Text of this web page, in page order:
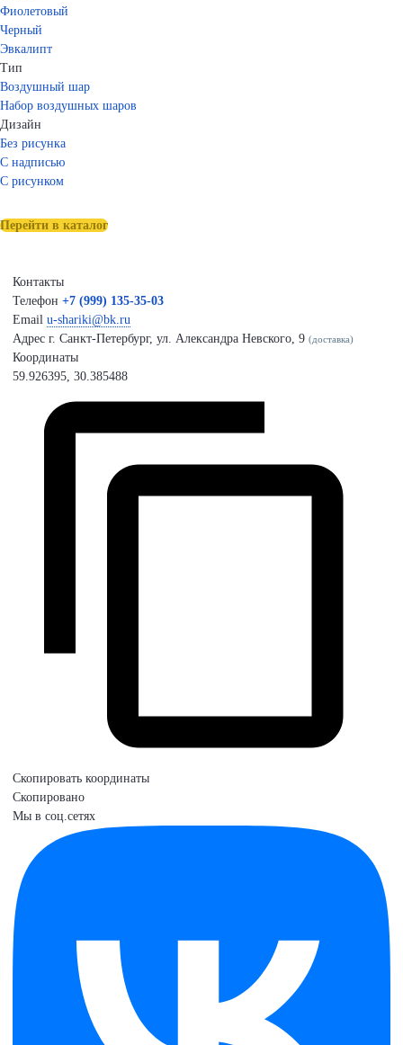
Фиолетовый
Черный
Эвкалипт
Тип
Воздушный шар
Набор воздушных шаров
Дизайн
Без рисунка
С надписью
С рисунком
Перейти в каталог
Контакты
Телефон +7 (999) 135-35-03
Email u-shariki@bk.ru
Адрес г. Санкт-Петербург, ул. Александра Невского, 9 (доставка)
Координаты
59.926395, 30.385488
Скопировать координаты
Скопировано
Мы в соц.сетях